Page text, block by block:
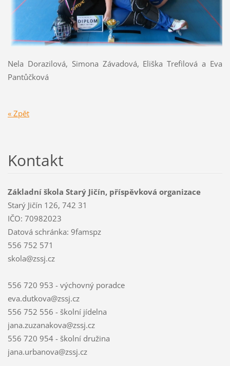
Nela Dorazilová, Simona Závadová, Eliška Trefilová a Eva
Pantůčková
« Zpět
Kontakt
Základní škola Starý Jičín, příspěvková organizace
Starý Jičín 126, 742 31
IČO: 70982023
Datová schránka: 9famspz
556 752 571
skola@zssj.cz
556 720 953 - výchovný poradce
eva.dutkova@zssj.cz
556 752 556 - školní jídelna
jana.zuzanakova@zssj.cz
556 720 954 - školní družina
jana.urbanova@zssj.cz